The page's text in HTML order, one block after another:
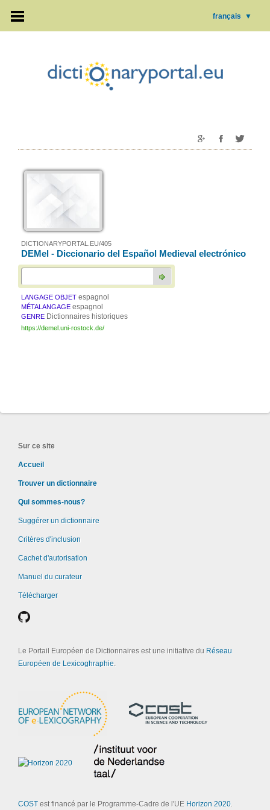
français ▼
DICTIONARYPORTAL.EU/405
DEMel - Diccionario del Español Medieval electrónico
LANGAGE OBJET espagnol
MÉTALANGAGE espagnol
GENRE Dictionnaires historiques
https://demel.uni-rostock.de/
Sur ce site
Accueil
Trouver un dictionnaire
Qui sommes-nous?
Suggérer un dictionnaire
Critères d'inclusion
Cachet d'autorisation
Manuel du curateur
Télécharger
Le Portail Européen de Dictionnaires est une initiative du Réseau
Européen de Lexicoghraphie.
COSTest financé par le Programme-Cadre de l'UE Horizon 2020.